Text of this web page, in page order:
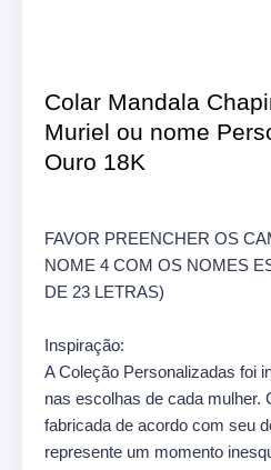
Colar Mandala
Muriel ou nome
Ouro 18K
FAVOR PREENCHER OS
NOME 4 COM OS NOMES
DE 23 LETRAS)
Inspiração:
A Coleção Personalizadas foi
nas escolhas de cada mulher.
fabricada de acordo com seu
represente um momento